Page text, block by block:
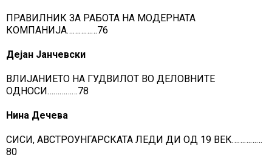
ПРАВИЛНИК ЗА РАБОТА НА МОДЕРНАТА
КОМПАНИЈА……………76
Дејан Јанчевски
ВЛИЈАНИЕТО НА ГУДВИЛОТ ВО ДЕЛОВНИТЕ
ОДНОСИ……………78
Нина Дечева
СИСИ, АВСТРОУНГАРСКАТА ЛЕДИ ДИ ОД 19 ВЕК……………
80